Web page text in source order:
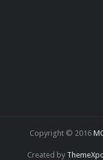
Copyright © 2016
Created by